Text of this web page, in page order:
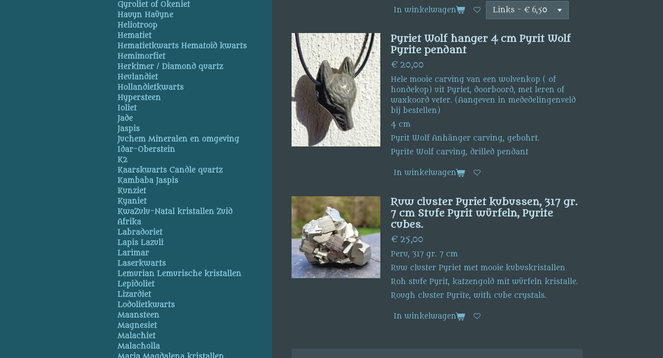
In winkelwagen
Pyriet Wolf hanger 4 cm Pyrit Wolf
Pyrite pendant
€ 20,00
Hele mooie carving van een wolvenkop ( of
hondekop) uit Pyriet, doorboord, met leren of
waxkoord veter. (Aangeven in mededelingenveld
bij bestellen)
4 cm
Pyrit Wolf Anhänger carving, gebohrt.
Pyrite Wolf carving, drilled pendant
In winkelwagen
Ruw cluster Pyriet kubussen, 317 gr.
7 cm Stufe Pyrit würfeln, Pyrite
cubes.
€ 25,00
Peru, 317 gr. 7 cm
Ruw cluster Pyriet met mooie kubuskristallen
Roh stufe Pyrit, katzengold mit würfeln kristalle.
Rough cluster Pyrite, with cube crystals.
In winkelwagen
Gyroliet of Okeniet
Hauyn Haüyne
Heliotroop
Hematiet
Hematietkwarts Hematoid kwarts
Hemimorfiet
Herkimer / Diamond quartz
Heulandiet
Hollandietkwarts
Hypersteen
Ioliet
Jade
Jaspis
Juchem Mineralen en omgeving
Idar-Oberstein
K2
Kaarskwarts Candle quartz
Kambaba Jaspis
Kunziet
Kyaniet
KwaZulu-Natal kristallen Zuid
Afrika
Labradoriet
Lapis Lazuli
Larimar
Laserkwarts
Lemurian Lemurische kristallen
Lepidoliet
Lizardiet
Lodolietkwarts
Maansteen
Magnesiet
Malachiet
Malacholla